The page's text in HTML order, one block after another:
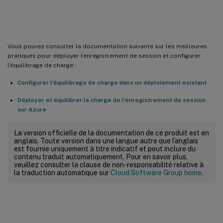
Vous pouvez consulter la documentation suivante sur les meilleures
pratiques pour déployer l’enregistrement de session et configurer
l’équilibrage de charge :
Configurer l’équilibrage de charge dans un déploiement existant
Déployer et équilibrer la charge de l’enregistrement de session
sur Azure
La version officielle de la documentation de ce produit est en
anglais. Toute version dans une langue autre que l’anglais
est fournie uniquement à titre indicatif et peut inclure du
contenu traduit automatiquement. Pour en savoir plus,
veuillez consulter la clause de non-responsabilité relative à
la traduction automatique surCloud Software Group home.